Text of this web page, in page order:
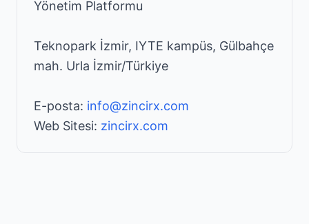
Yönetim Platformu
Teknopark İzmir, IYTE kampüs, Gülbahçe
mah. Urla İzmir/Türkiye
E-posta: info@zincirx.com
Web Sitesi: zincirx.com